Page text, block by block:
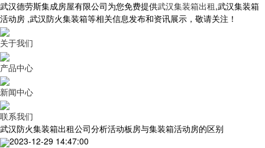
武汉德劳斯集成房屋有限公司为您免费提供武汉集装箱出租,武汉集装箱
活动房 ,武汉防火集装箱等相关信息发布和资讯展示，敬请关注！
关于我们
产品中心
新闻中心
联系我们
武汉防火集装箱出租公司分析活动板房与集装箱活动房的区别
2023-12-29 14:47:00